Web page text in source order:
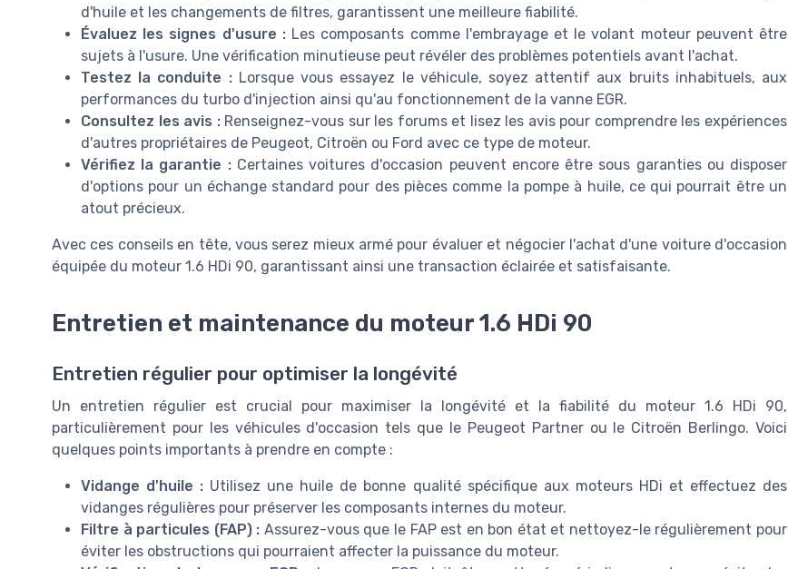
d'huile et les changements de filtres, garantissent une meilleure fiabilité.
Évaluez les signes d'usure :Les composants comme l'embrayage et le volant moteur peuvent être
sujets à l'usure. Une vérification minutieuse peut révéler des problèmes potentiels avant l'achat.
Testez la conduite :Lorsque vous essayez le véhicule, soyez attentif aux bruits inhabituels, aux
performances du turbo d'injection ainsi qu'au fonctionnement de la vanne EGR.
Consultez les avis :Renseignez-vous sur les forums et lisez les avis pour comprendre les expériences
d'autres propriétaires de Peugeot, Citroën ou Ford avec ce type de moteur.
Vérifiez la garantie :Certaines voitures d'occasion peuvent encore être sous garanties ou disposer
d'options pour un échange standard pour des pièces comme la pompe à huile, ce qui pourrait être un
atout précieux.
Avec ces conseils en tête, vous serez mieux armé pour évaluer et négocier l'achat d'une voiture d'occasion
équipée du moteur 1.6 HDi 90, garantissant ainsi une transaction éclairée et satisfaisante.
Entretien et maintenance du moteur 1.6 HDi 90
Entretien régulier pour optimiser la longévité
Un entretien régulier est crucial pour maximiser la longévité et la fiabilité du moteur 1.6 HDi 90,
particulièrement pour les véhicules d'occasion tels que le Peugeot Partner ou le Citroën Berlingo. Voici
quelques points importants à prendre en compte :
Vidange d'huile : Utilisez une huile de bonne qualité spécifique aux moteurs HDi et effectuez des
vidanges régulières pour préserver les composants internes du moteur.
Filtre à particules (FAP) : Assurez-vous que le FAP est en bon état et nettoyez-le régulièrement pour
éviter les obstructions qui pourraient affecter la puissance du moteur.